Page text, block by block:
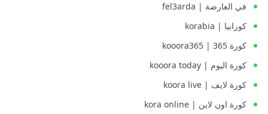
في العارضة | fel3arda
كورابيا | korabia
كورة 365 | kooora365
كورة اليوم | kooora today
كورة لايف | koora live
كورة اون لاين | kora online